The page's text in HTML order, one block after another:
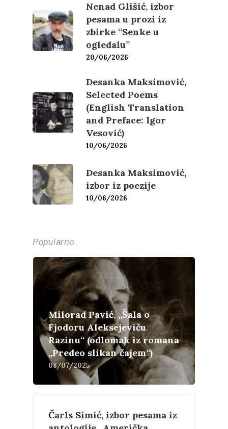
Nenad Glišić, izbor
pesama u prozi iz
zbirke “Senke u
ogledalu”
20/06/2026
Desanka Maksimović,
Selected Poems
(English Translation
and Preface: Igor
Vesović)
10/06/2026
Desanka Maksimović,
izbor iz poezije
10/06/2026
Popularno
Milorad Pavić, „Šala o
Fjodoru Aleksejeviču
Razinu“ (odlomak iz romana
„Predeo slikan čajem“)
08/07/2025
Čarls Simić, izbor pesama iz
Književnost
Poezija
Proza
Teorija
Kritika
Umetnost
Muzika
Šta čitamo?